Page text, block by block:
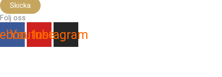
Skicka
Följ oss
YoutubeInstagram